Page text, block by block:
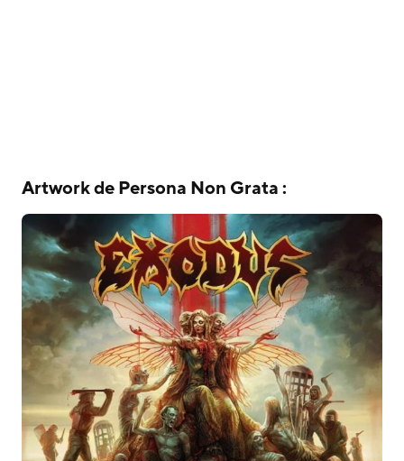
Artwork de Persona Non Grata :